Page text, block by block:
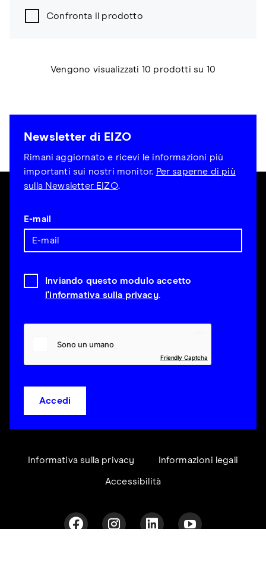
Confronta il prodotto
Vengono visualizzati 10 prodotti su 10
Newsletter di EIZO
Rimani aggiornato e ricevi le informazioni più
importanti sui nostri monitor. Per saperne di più
sulla Newsletter EIZO.
E-mail
Inviando questo modulo accetto
l'informativa sulla privacy.
Friendly Captcha
Accedi
Informativa sulla privacy Informazioni legali
Accessibilità